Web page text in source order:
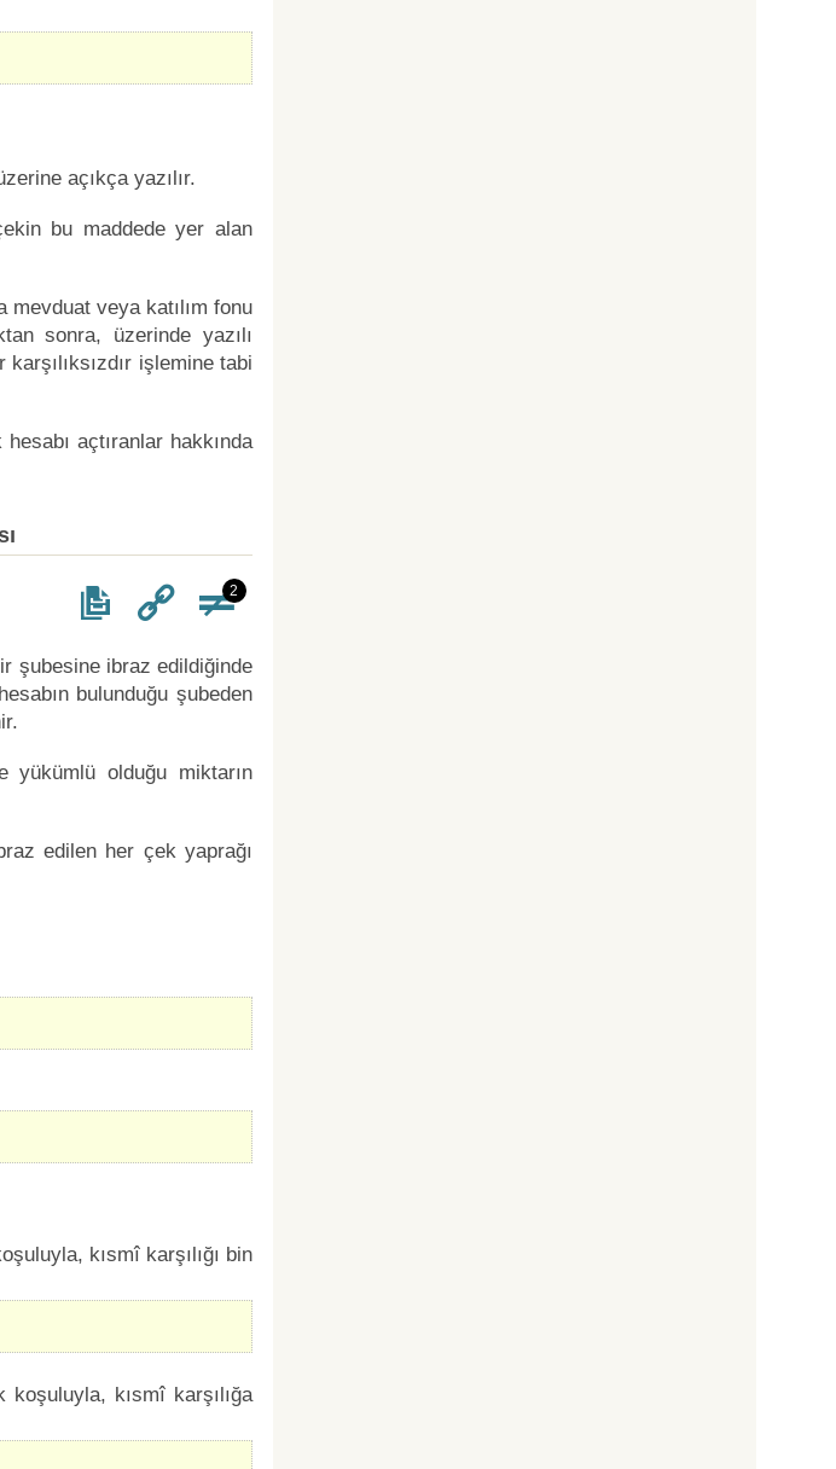
açıkça yazılır.
bu maddede yer alan
veya katılım fonu
sonra, üzerinde yazılı
işlemine tabi
açtıranlar hakkında
2
şubesine ibraz edildiğinde
bulunduğu şubeden
yükümlü olduğu miktarın
edilen her çek yaprağı
kısmî karşılığı bin
kısmî karşılığa